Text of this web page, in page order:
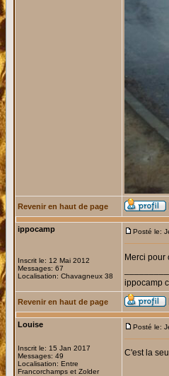
Revenir en haut de page
ippocamp
Inscrit le: 12 Mai 2012
Messages: 67
Localisation: Chavagneux 38
Posté le:
Merci pour
ippocamp
Revenir en haut de page
Louise
Inscrit le: 15 Jan 2017
Messages: 49
Localisation: Entre
Francorchamps et Zolder
Posté le:
C'est la